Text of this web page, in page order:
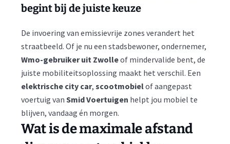
begint bij de juiste keuze
De invoering van emissievrije zones verandert het
straatbeeld. Of je nu een stadsbewoner, ondernemer,
Wmo-gebruiker uit Zwolleof mindervalide bent, de
juiste mobiliteitsoplossing maakt het verschil. Een
elektrische city car, scootmobielof aangepast
voertuig van Smid Voertuigen helpt jou mobiel te
blijven, vandaag én morgen.
Wat is de maximale afstand